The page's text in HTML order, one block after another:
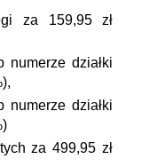
za 159,95 zł
działki
działki
za 499,95 zł